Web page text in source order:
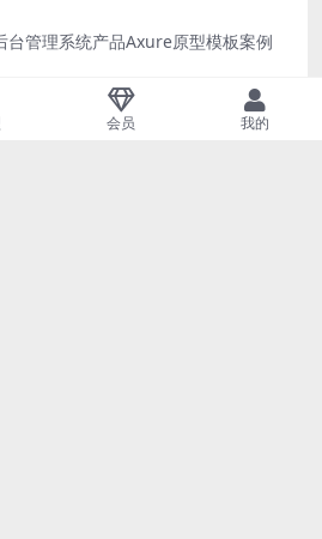
台管理系统产品Axure原型模板案例
会员 我的